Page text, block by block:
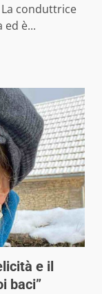
conduttrice
ed è...
e il
baci”